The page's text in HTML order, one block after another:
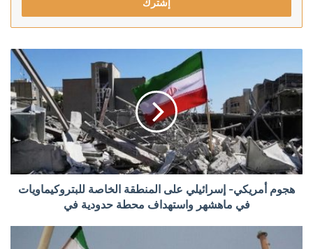
هجوم أمريكي- إسرائيلي على المنطقة الخاصة للبتروكيماويات
في ماهشهر واستهداف محطة حدودية في